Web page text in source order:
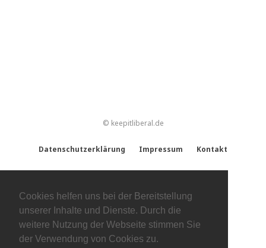
Cookies helfen uns bei der Bereitstellung
unserer Inhalte und Dienste. Durch die
weitere Nutzung der Webseite stimmen Sie
der Verwendung von Cookies zu.
© keepitliberal.de
Datenschutzerklärung Impressum Kontakt